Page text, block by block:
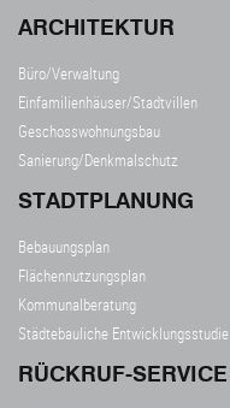
ARCHITEKTUR
Büro/Verwaltung
Einfamilienhäuser/Stadtvillen
Geschosswohnungsbau
Sanierung/Denkmalschutz
STADTPLANUNG
Bebauungsplan
Flächennutzungsplan
Kommunalberatung
Städtebauliche Entwicklungsstudie
RÜCKRUF-SERVICE